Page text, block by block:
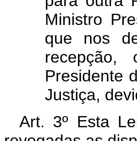
Ministro
que nos
recepção,
Presidente
Justiça,
Art. 3º Esta